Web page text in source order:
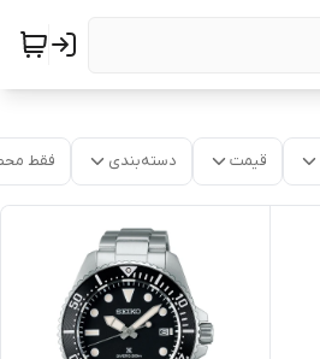
قیمت دسته‌بندی فقط